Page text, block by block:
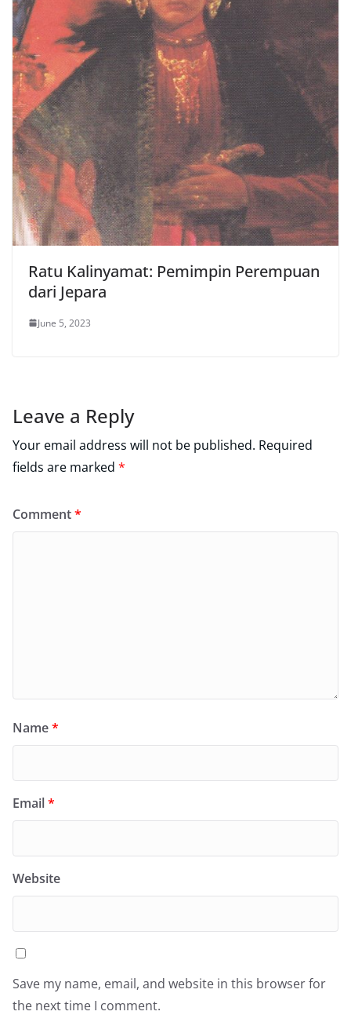
Ratu Kalinyamat: Pemimpin Perempuan
dari Jepara
June 5, 2023
Leave a Reply
Your email address will not be published. Required
fields are marked *
Comment*
Name*
Email*
Website
Save my name, email, and website in this browser for
the next time I comment.